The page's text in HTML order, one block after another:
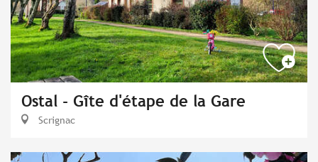
Ostal - Gîte d'étape de la Gare
Scrignac